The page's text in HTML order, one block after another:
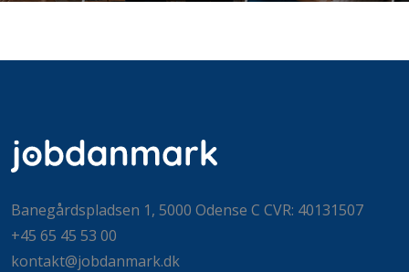
Banegårdspladsen 1, 5000 Odense C CVR: 40131507
+45 65 45 53 00
kontakt@jobdanmark.dk